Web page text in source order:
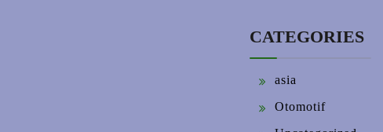
CATEGORIES
asia
Otomotif